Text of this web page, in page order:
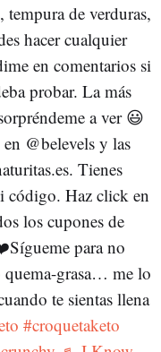
tempura de verduras,
hacer cualquier
en comentarios si
probar. La más
a ver 😃
@belevels y las
Tienes
código. Haz click en
los cupones de
para no
quema-grasa… me lo
te sientas llena
#croquetaketo